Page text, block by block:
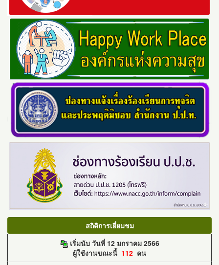
สถิติการเยี่ยมชม
เริ่มนับ วันที่ 12 มกราคม 2566
ผู้ใช้งานขณะนี้ 112 คน